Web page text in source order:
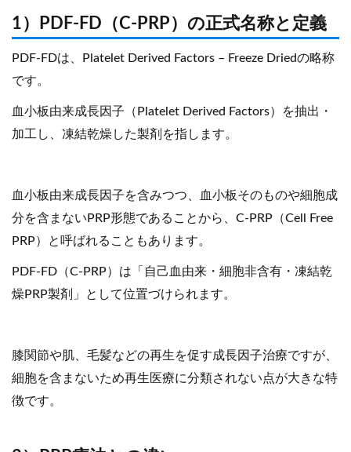
1）PDF-FD（C-PRP）の正式名称と定義
PDF-FDは、Platelet Derived Factors – Freeze Driedの略称
です。
血小板由来成長因子（Platelet Derived Factors）を抽出・
加工し、凍結乾燥した製剤を指します。
血小板由来成長因子を含みつつ、血小板そのものや細胞成
分を含まないPRP形態であることから、C-PRP（Cell Free
PRP）と呼ばれることもあります。
PDF-FD（C-PRP）は「自己血由来・細胞非含有・凍結乾
燥PRP製剤」として位置づけられます。
膝関節や肌、毛髪などの再生を促す成長因子治療ですが、
細胞を含まないため再生医療に分類されない点が大きな特
徴です。